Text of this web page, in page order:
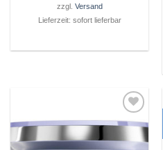
€99,69
zzgl. Versand
Lieferzeit: sofort lieferbar
Wunschliste